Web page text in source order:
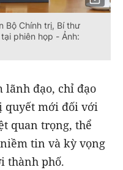
Bộ Chính trị, Bí thư
phiên họp - Ảnh:
lãnh đạo, chỉ đạo
quyết mới đối với
quan trọng, thể
tin và kỳ vọng
thành phố.